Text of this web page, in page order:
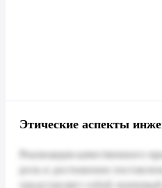
Этические аспекты